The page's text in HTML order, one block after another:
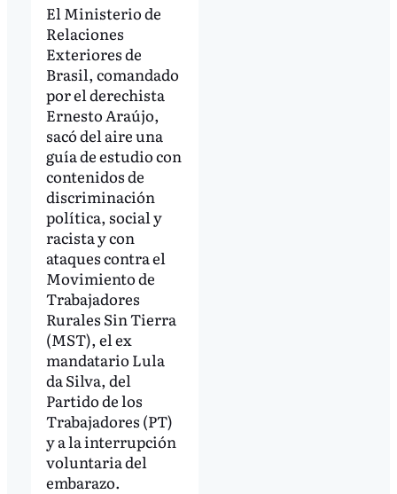
El Ministerio de
Relaciones
Exteriores de
Brasil, comandado
por el derechista
Ernesto Araújo,
sacó del aire una
guía de estudio con
contenidos de
discriminación
política, social y
racista y con
ataques contra el
Movimiento de
Trabajadores
Rurales Sin Tierra
(MST), el ex
mandatario Lula
da Silva, del
Partido de los
Trabajadores (PT)
y a la interrupción
voluntaria del
embarazo.